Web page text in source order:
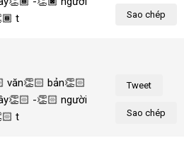
Sao chép
tôi!
Tweet
Sao chép
văn👏🏻 bản👏🏻
-👏🏻 người
tôi!